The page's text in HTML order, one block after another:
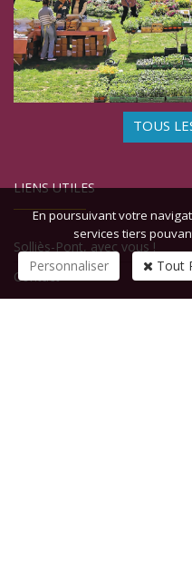
TOUS
LIENS UTILES
Solliès-Pont, avec vous !
Contact
En poursuivant votre
services tiers
Personnaliser Tout